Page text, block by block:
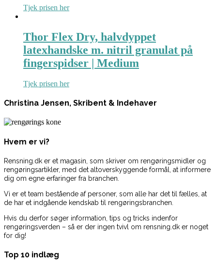
Tjek prisen her
Thor Flex Dry, halvdyppet
latexhandske m. nitril granulat på
fingerspidser | Medium
Tjek prisen her
Christina Jensen, Skribent & Indehaver
Hvem er vi?
Rensning.dk er et magasin, som skriver om rengøringsmidler og
rengøringsartikler, med det altoverskyggende formål, at informere
dig om egne erfaringer fra branchen.
Vi er et team bestående af personer, som alle har det til fælles, at
de har et indgående kendskab til rengøringsbranchen.
Hvis du derfor søger information, tips og tricks indenfor
rengøringsverden – så er der ingen tvivl om rensning.dk er noget
for dig!
Top 10 indlæg